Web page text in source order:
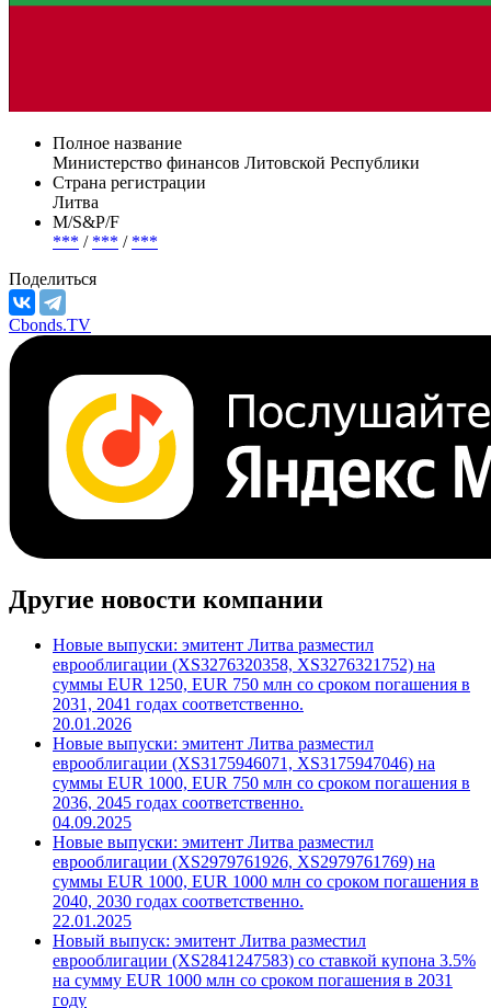
Полное название
Министерство финансов Литовской Республики
Страна регистрации
Литва
М/S&P/F
*** / *** / ***
Поделиться
Cbonds.TV
Другие новости компании
Новые выпуски: эмитент Литва разместил
еврооблигации (XS3276320358, XS3276321752) на
суммы EUR 1250, EUR 750 млн со сроком погашения в
2031, 2041 годах соответственно.
20.01.2026
Новые выпуски: эмитент Литва разместил
еврооблигации (XS3175946071, XS3175947046) на
суммы EUR 1000, EUR 750 млн со сроком погашения в
2036, 2045 годах соответственно.
04.09.2025
Новые выпуски: эмитент Литва разместил
еврооблигации (XS2979761926, XS2979761769) на
суммы EUR 1000, EUR 1000 млн со сроком погашения в
2040, 2030 годах соответственно.
22.01.2025
Новый выпуск: эмитент Литва разместил
еврооблигации (XS2841247583) со ставкой купона 3.5%
на сумму EUR 1000 млн со сроком погашения в 2031
году